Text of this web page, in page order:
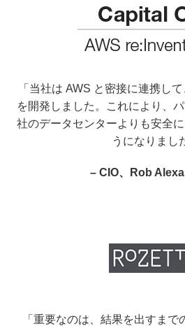
「当社は AWS と密接に連携し
を開発しました。これにより、
社のデータセンターよりも安全
うになりまし
– CIO、Rob
「重要なのは、結果を出すま